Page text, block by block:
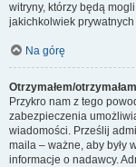
witryny, którzy będą
jakichkolwiek
Na górę
Otrzymałem/
Przykro nam z tego
zabezpieczenia
wiadomości. Prześlij
maila – ważne, aby były
informacje o nadawcy.